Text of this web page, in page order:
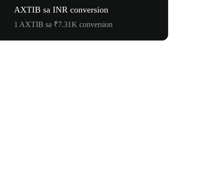
AXTIB sa INR conversion
1 AXTIB sa ₹7.31K conversion